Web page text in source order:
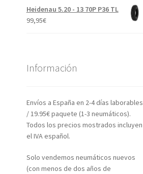
Heidenau 5.20 - 13 70P P36 TL
99,95€
Información
Envíos a España en 2-4 días laborables
/ 19.95€ paquete (1-3 neumáticos).
Todos los precios mostrados incluyen
el IVA español.
Solo vendemos neumáticos nuevos
(con menos de dos años de